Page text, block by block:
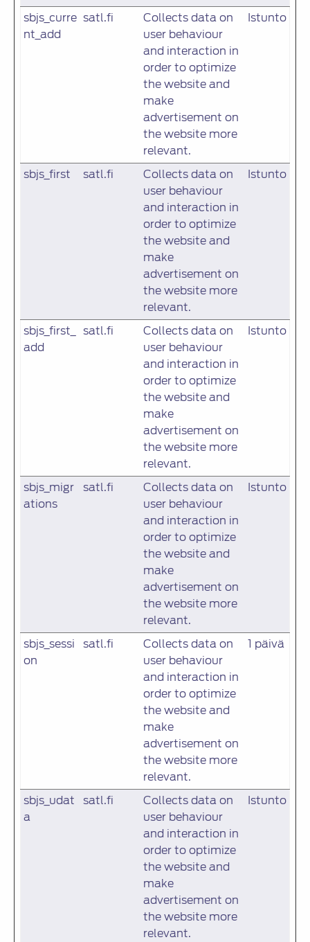
sbjs_curre
nt_add
satl.fi
Collects data on
user behaviour
and interaction in
order to optimize
the website and
make
advertisement on
the website more
relevant.
Istunto
sbjs_first satl.fi
Collects data on
user behaviour
and interaction in
order to optimize
the website and
make
advertisement on
the website more
relevant.
Istunto
sbjs_first_
add
satl.fi
Collects data on
user behaviour
and interaction in
order to optimize
the website and
make
advertisement on
the website more
relevant.
Istunto
sbjs_migr
ations
satl.fi
Collects data on
user behaviour
and interaction in
order to optimize
the website and
make
advertisement on
the website more
relevant.
Istunto
sbjs_sessi
on
satl.fi
Collects data on
user behaviour
and interaction in
order to optimize
the website and
make
advertisement on
the website more
relevant.
1 päivä
sbjs_udat
a
satl.fi
Collects data on
user behaviour
and interaction in
order to optimize
the website and
make
advertisement on
the website more
relevant.
Istunto